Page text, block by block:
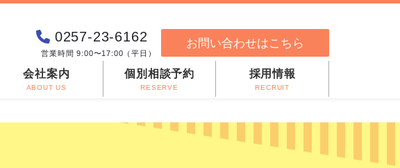
0257-23-6162
営業時間 9:00〜17:00（平日）
お問い合わせはこちら
会社案内
ABOUT US
個別相談予約
RESERVE
採用情報
RECRUIT